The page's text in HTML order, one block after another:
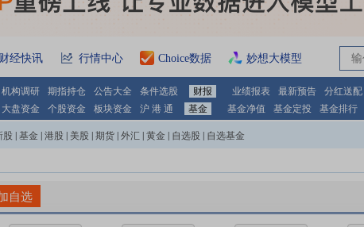
经快讯 行情中心 Choice数据 妙想大模型
机构调研 期指持仓 公告大全 条件选股 财报 业绩报表 最新预告 分红送配
大盘资金 个股资金 板块资金 沪 港 通 基金 基金净值 基金定投 基金排行
股 基金 港股 美股 期货 外汇 黄金 自选股 自选基金
自选